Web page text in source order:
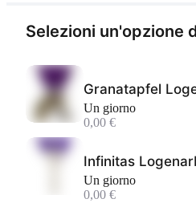
Selezioni un'opzione
Granatapfel
Un giorno
0,00 €
Infinitas
Un giorno
0,00 €